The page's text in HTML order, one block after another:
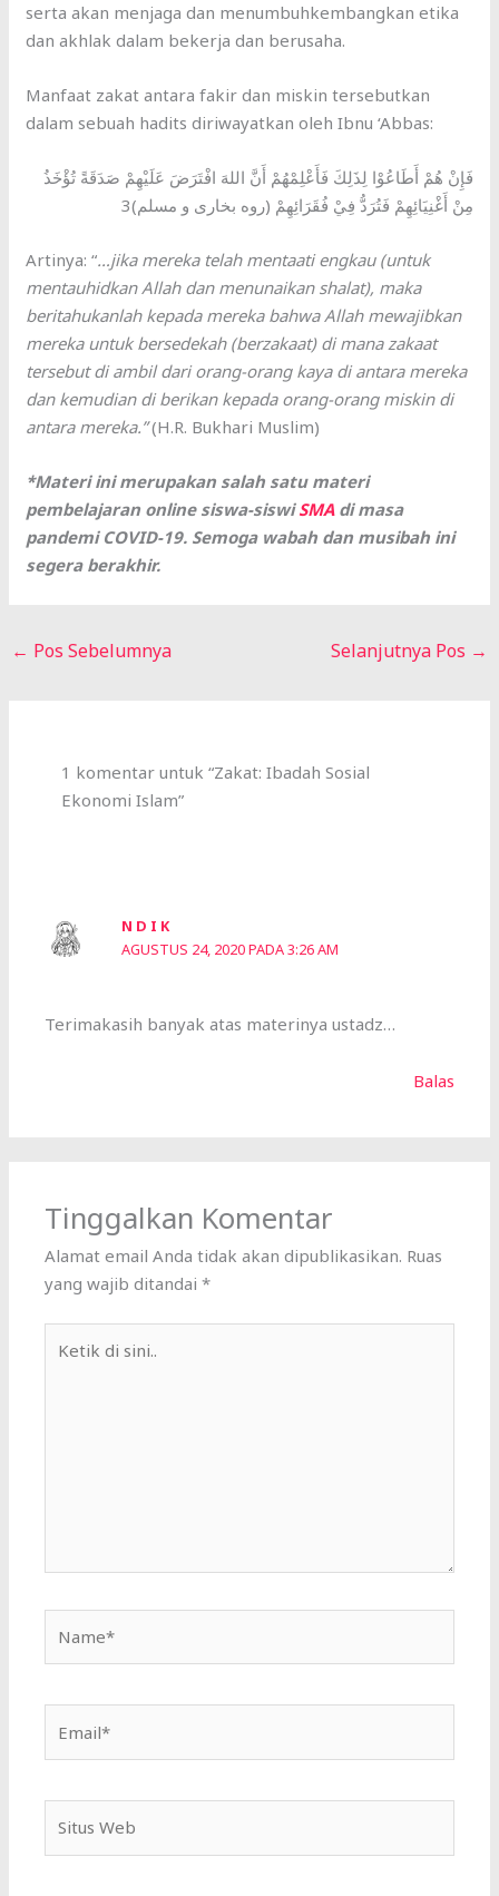
serta akan menjaga dan menumbuhkembangkan etika
dan akhlak dalam bekerja dan berusaha.
Manfaat zakat antara fakir dan miskin tersebutkan
dalam sebuah hadits diriwayatkan oleh Ibnu ‘Abbas:
فَإِنْ هُمْ أَطَاعُوْا لِذَلِكَ فَأَعْلِمْهُمْ أَنَّ اللهَ افْتَرَضَ عَلَيْهِمْ صَدَقَةً تُؤْخَذُ
مِنْ أَغْنِيَائِهِمْ فَتُرَدُّ فِيْ فُقَرَائِهِمْ (روه بخارى و مسلم)3
Artinya: “…jika mereka telah mentaati engkau (untuk
mentauhidkan Allah dan menunaikan shalat), maka
beritahukanlah kepada mereka bahwa Allah mewajibkan
mereka untuk bersedekah (berzakaat) di mana zakaat
tersebut di ambil dari orang-orang kaya di antara mereka
dan kemudian di berikan kepada orang-orang miskin di
antara mereka.”(H.R. Bukhari Muslim)
*Materi ini merupakan salah satu materi
pembelajaran online siswa-siswiSMAdi masa
pandemi COVID-19. Semoga wabah dan musibah ini
segera berakhir.
← Pos Sebelumnya Selanjutnya Pos →
1 komentar untuk “Zakat: Ibadah Sosial
Ekonomi Islam”
N D I K
AGUSTUS 24, 2020 PADA 3:26 AM
Terimakasih banyak atas materinya ustadz…
Balas
Tinggalkan Komentar
Alamat email Anda tidak akan dipublikasikan. Ruas
yang wajib ditandai*
Web